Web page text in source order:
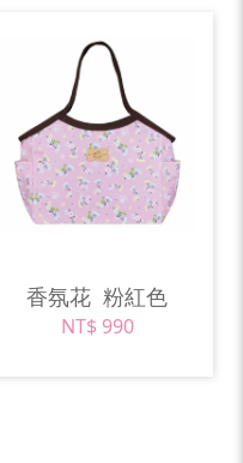
香氛花 粉紅色
NT$ 990